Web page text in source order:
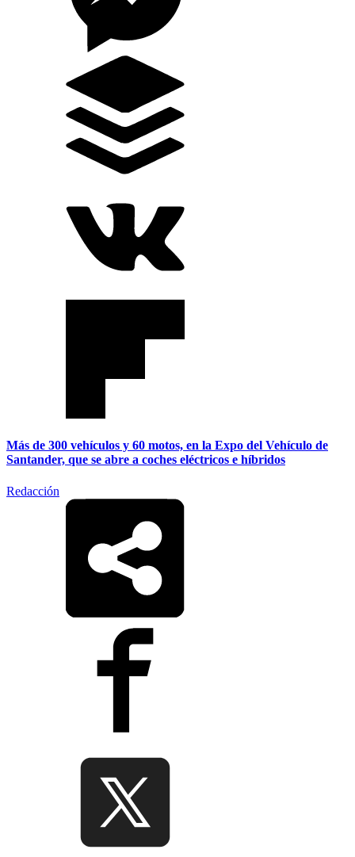
Más de 300 vehículos y 60 motos, en la Expo del Vehículo de
Santander, que se abre a coches eléctricos e híbridos
Redacción